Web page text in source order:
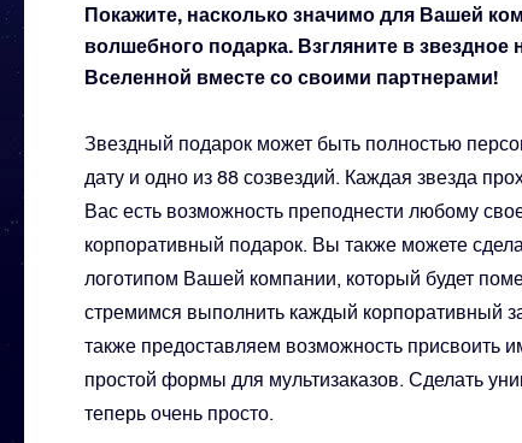
Покажите, насколько значимо для Вашей
волшебного подарка. Взгляните в
Вселенной вместе со своими партнерами!
Звездный подарок может быть полностью
дату и одно из 88 созвездий. Каждая звезда
Вас есть возможность преподнести любому
корпоративный подарок. Вы также можете
логотипом Вашей компании, который будет
стремимся выполнить каждый корпоративный
также предоставляем возможность присвоить
простой формы для мультизаказов. Сделать
теперь очень просто.